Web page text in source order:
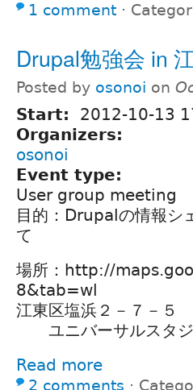
1 comment ⋅
Drupal勉強会 in
Posted by osonoi on
Start: 2012-10-13
Organizers:
osonoi
Event type:
User group meeting
目的：Drupalの情報シ
て
場所：http://
8&tab=wl
江東区塩浜２－７－５
ユニバーサルスタ
Read more
2 comments ⋅